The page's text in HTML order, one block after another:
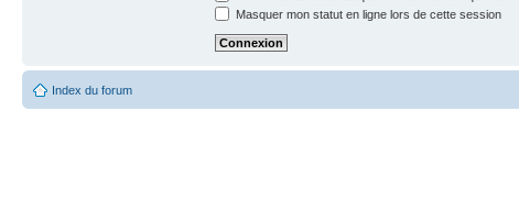
Masquer mon statut en ligne lors de cette session
Index du forum